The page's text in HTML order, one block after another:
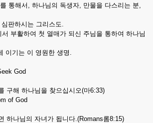
해서, 하나님의 독생자, 만물을 다스리는 분,
하시는 그리스도.
활하여 첫 열매가 되신 주님을 통하여 하나님
는 이 영원한 생명.
God
구해 하나님을 찾으십시오(마6:33)
of God
하나님의 자녀가 됩니다.(Romans롬8:15)